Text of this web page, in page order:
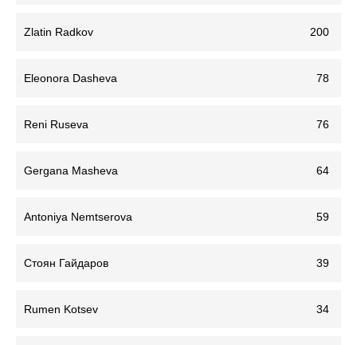
Zlatin Radkov 200
Eleonora Dasheva 78
Reni Ruseva 76
Gergana Masheva 64
Antoniya Nemtserova 59
Стоян Гайдаров 39
Rumen Kotsev 34